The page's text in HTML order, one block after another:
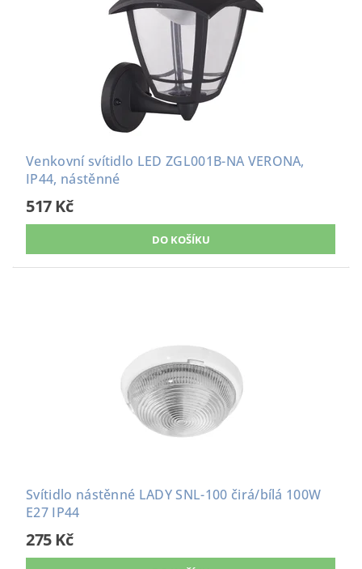
Venkovní svítidlo LED ZGL001B-NA VERONA,
IP44, nástěnné
517 Kč
Svítidlo nástěnné LADY SNL-100 čirá/bílá 100W
E27 IP44
275 Kč